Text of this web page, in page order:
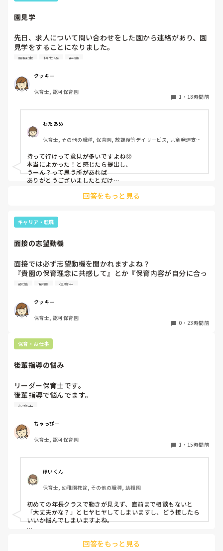
園見学
先日、求人について問い合わせをした園から連絡があり、園
見学をすることになりました。
私としては求人に応募したという認識ですが、『園見学をご
問しましたが、見学なので特にありませんとのこと
このような場合は本当に見学だけで終了なのでしょうか？
でしょうか？
履歴書 持ち物 転職
クッキー
保育士, 認可保育園
1 ・ 18時間前
わたあめ
保育士, その他の職種, 保育園, 放課後等デイサービス, 児童発達支援
持って行けって意見が多いですよね🥺
本当によかった！と感じたら提出し、
うーん？って思う所があれば
ありがとうございましたとだけ
回答をもっと見る
キャリア・転職
面接の志望動機
面接では必ず志望動機を聞かれますよね？
『貴園の保育理念に共感して』とか『保育内容が自分に合っ
てると思いました』等々が多いかと思いますが、実際はどう
私自身、園の雰囲気とか園の規模、保育内容は勘案しますが
正直なところ、家から通いやすいか、給与はどうか…という
ところに重きを置いています
皆さんは、志望動機をどのように答えていますか？また、本
音はどうですか？
面接 転職 保育士
クッキー
保育士, 認可保育園
0 ・ 23時間前
保育・お仕事
後輩指導の悩み
リーダー保育士です。
後輩指導で悩んでます。
初めて年長を持つ後輩がいますが
いで様子見てると直前になるまで何もアクションがなかった
り
他の職員に聞いてる様子もなくて
よほど自分に聞きづらいのか、聞く必要性さえ感じないの
か、もうよくわからないです。
対応にも悩みます。
保育士
ちゃっぴー
保育士, 認可保育園
1 ・ 15時間前
ほいくん
保育士, 幼稚園教諭, その他の職種, 幼稚園
初めての年長クラスで動きが見えず、直前まで相談もないと
「大丈夫かな？」とヒヤヒヤしてしまいますし、どう接したら
いいか悩んでしまいますよね。
「こんなこと聞いたら迷惑かな」と抱え込んでいるケースがと
回答をもっと見る